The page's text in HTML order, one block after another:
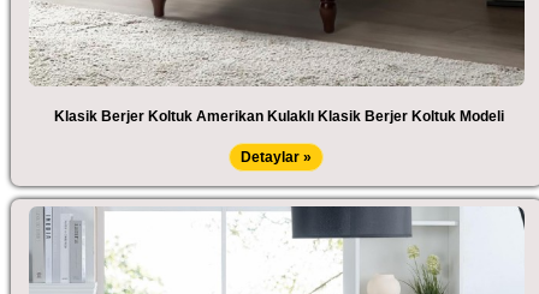
Klasik Berjer Koltuk Amerikan Kulaklı Klasik Berjer Koltuk Modeli
Detaylar »